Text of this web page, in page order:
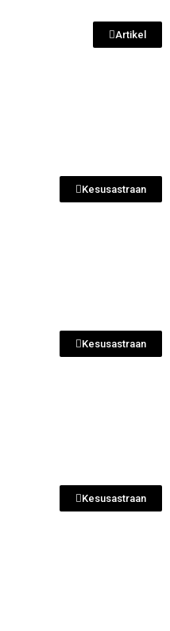
Artikel
Kesusastraan
Kesusastraan
Kesusastraan